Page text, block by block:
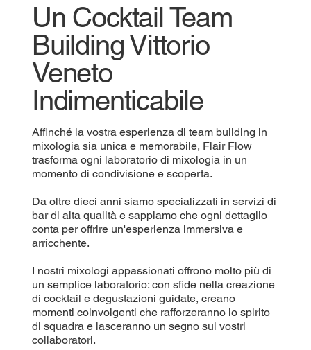
Un Cocktail Team
Building Vittorio
Veneto
Indimenticabile
Affinché la vostra esperienza di team building in
mixologia sia unica e memorabile, Flair Flow
trasforma ogni laboratorio di mixologia in un
momento di condivisione e scoperta.
Da oltre dieci anni siamo specializzati in servizi di
bar di alta qualità e sappiamo che ogni dettaglio
conta per offrire un'esperienza immersiva e
arricchente.
I nostri mixologi appassionati offrono molto più di
un semplice laboratorio: con sfide nella creazione
di cocktail e degustazioni guidate, creano
momenti coinvolgenti che rafforzeranno lo spirito
di squadra e lasceranno un segno sui vostri
collaboratori.